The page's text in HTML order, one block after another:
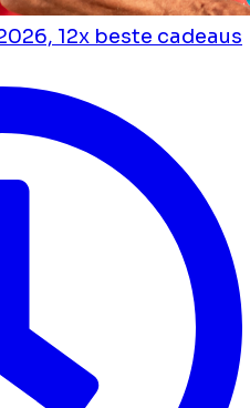
12x beste cadeaus